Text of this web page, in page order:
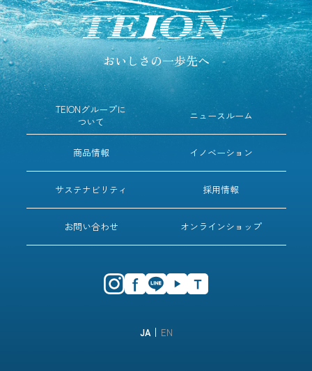
おいしさの一歩先へ
TEIONグループに
ついて
ニュースルーム
商品情報 イノベーション
サステナビリティ 採用情報
お問い合わせ オンラインショップ
EN
JA